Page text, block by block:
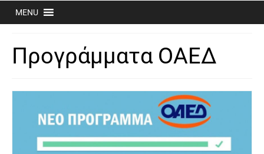
MENU
Προγράμματα ΟΑΕΔ